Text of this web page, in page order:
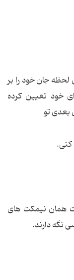
لحظه جان خود را بر
خود تعیین کرده
بعدی تو
کنی.
همان نیمکت های
نگه دارند.